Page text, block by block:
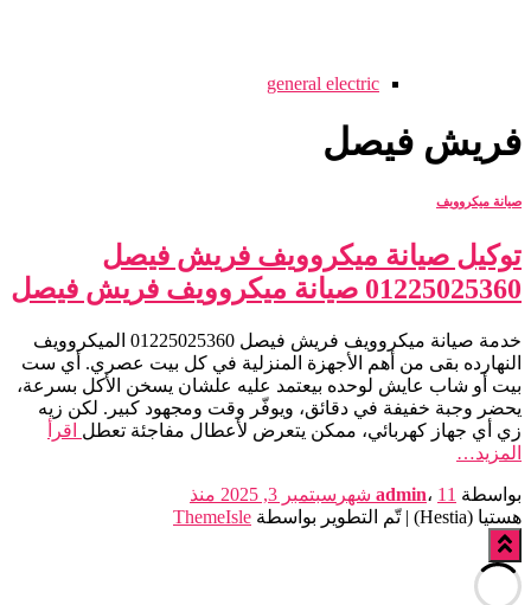
general electric
فريش فيصل
صيانة ميكروويف
توكيل صيانة ميكروويف فريش فيصل
01225025360 صيانة ميكروويف فريش فيصل
خدمة صيانة ميكروويف فريش فيصل 01225025360 الميكروويف
النهارده بقى من أهم الأجهزة المنزلية في كل بيت عصري. أي ست
بيت أو شاب عايش لوحده بيعتمد عليه علشان يسخن الأكل بسرعة،
يحضر وجبة خفيفة في دقائق، ويوفّر وقت ومجهود كبير. لكن زيه
زي أي جهاز كهربائي، ممكن يتعرض لأعطال مفاجئة تعطل اقرأ
المزيد…
بواسطة admin، 11 شهر سبتمبر 3, 2025
منذ
هستيا (Hestia) | تّم التطوير بواسطة
ThemeIsle